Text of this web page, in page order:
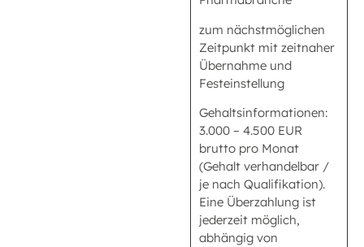
zum nächstmöglichen
Zeitpunkt mit zeitnaher
Übernahme und
Festeinstellung
Gehaltsinformationen:
3.000 – 4.500 EUR
brutto pro Monat
(Gehalt verhandelbar /
je nach Qualifikation).
Eine Überzahlung ist
jederzeit möglich,
abhängig von